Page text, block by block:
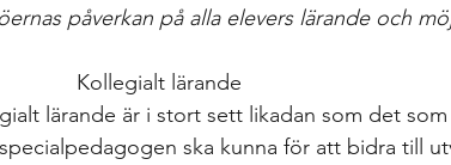
påverkan på alla elevers lärande och
Kollegialt lärande
lärande är i stort sett likadan som det
ska kunna för att bidra till